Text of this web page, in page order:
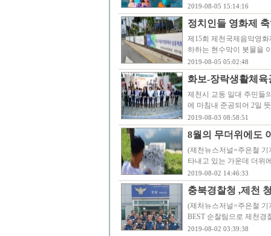
2019-08-05 15:14:16
정치인들 영화제
제15회 제천국제음악영
하하는 현수막이 봇물을
2019-08-05 05:02:48
화보-장락생활체육
제천시 교동 일대 주민들
에 마침내 준공되어 2일
2019-08-03 08:58:51
8월의 무더위에도
(제천뉴스저널=주은철 기
타내고 있는 가운데 더위
2019-08-02 14:46:33
충북경찰청 ,제천
(제처뉴스저널=주은철 기
BEST 순찰팀으로 제천
2019-08-02 03:39:38